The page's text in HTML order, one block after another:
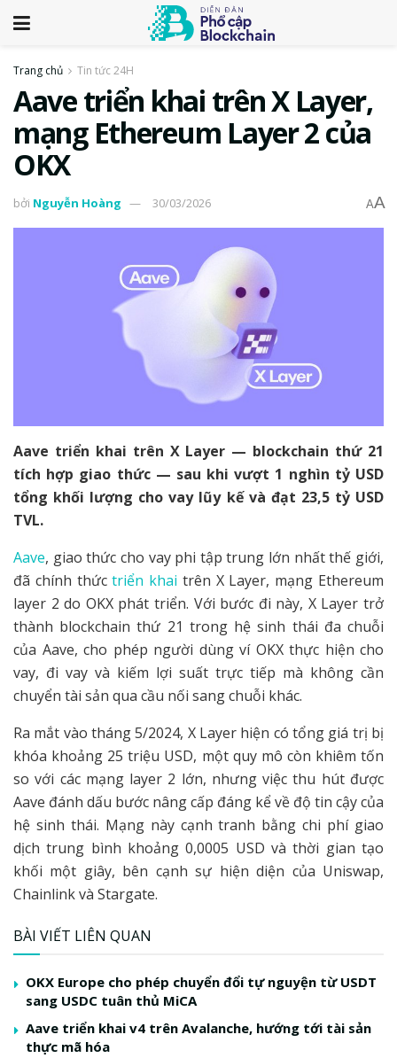
Trang chủ Tin tức 24H
Aave triển khai trên X Layer,
mạng Ethereum Layer 2 của
OKX
bởi Nguyễn Hoàng 30/03/2026 AA
Aave triển khai trên X Layer — blockchain thứ 21
tích hợp giao thức — sau khi vượt 1 nghìn tỷ USD
tổng khối lượng cho vay lũy kế và đạt 23,5 tỷ USD
TVL.
Aave, giao thức cho vay phi tập trung lớn nhất thế giới,
đã chính thứctriển khai trên X Layer, mạng Ethereum
layer 2 do OKX phát triển. Với bước đi này, X Layer trở
thành blockchain thứ 21 trong hệ sinh thái đa chuỗi
của Aave, cho phép người dùng ví OKX thực hiện cho
vay, đi vay và kiếm lợi suất trực tiếp mà không cần
chuyển tài sản qua cầu nối sang chuỗi khác.
Ra mắt vào tháng 5/2024, X Layer hiện có tổng giá trị bị
khóa khoảng 25 triệu USD, một quy mô còn khiêm tốn
so với các mạng layer 2 lớn, nhưng việc thu hút được
Aave đánh dấu bước nâng cấp đáng kể về độ tin cậy của
hệ sinh thái. Mạng này cạnh tranh bằng chi phí giao
dịch trung bình khoảng 0,0005 USD và thời gian tạo
khối một giây, bên cạnh sự hiện diện của Uniswap,
Chainlink và Stargate.
BÀI VIẾT LIÊN QUAN
OKX Europe cho phép chuyển đổi tự nguyện từ USDT
sang USDC tuân thủ MiCA
Aave triển khai v4 trên Avalanche, hướng tới tài sản
thực mã hóa